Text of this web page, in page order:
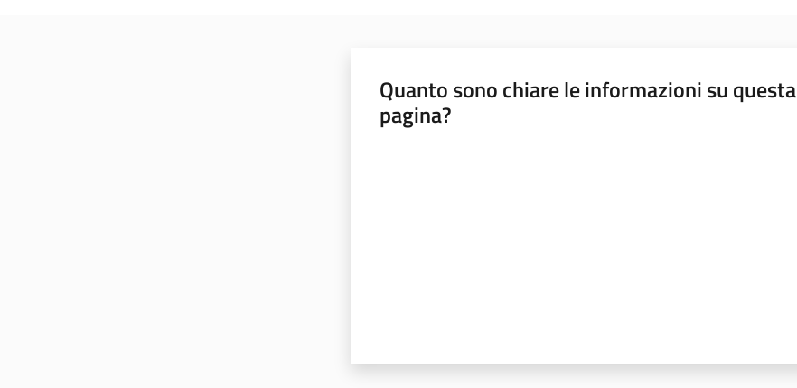
Quanto sono chiare le informazioni su questa
pagina?